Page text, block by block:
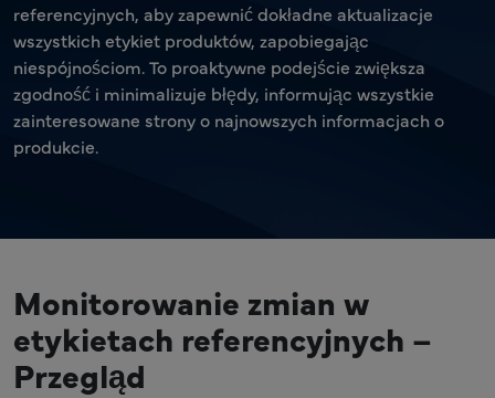
referencyjnych, aby zapewnić dokładne aktualizacje
wszystkich etykiet produktów, zapobiegając
niespójnościom. To proaktywne podejście zwiększa
zgodność i minimalizuje błędy, informując wszystkie
zainteresowane strony o najnowszych informacjach o
produkcie.
Monitorowanie zmian w
etykietach referencyjnych –
Przegląd